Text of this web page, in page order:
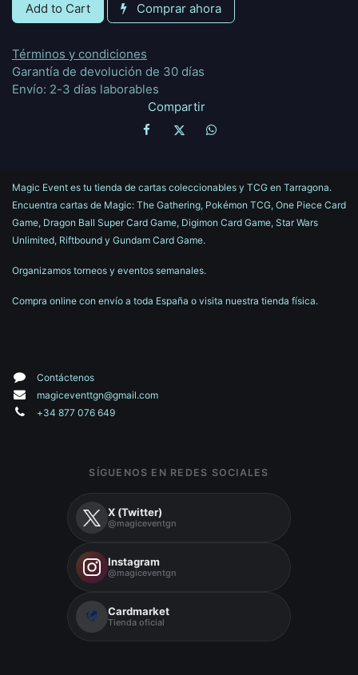
Add to Cart Comprar ahora
Términos y condiciones
Garantía de devolución de 30 días
Envío: 2-3 días laborables
Compartir
Magic Event es tu tienda de cartas coleccionables y TCG en Tarragona.
Encuentra cartas de Magic: The Gathering, Pokémon TCG, One Piece Card
Game, Dragon Ball Super Card Game, Digimon Card Game, Star Wars
Unlimited, Riftbound y Gundam Card Game.
Organizamos torneos y eventos semanales.
Compra online con envío a toda España o visita nuestra tienda física.
Contáctenos
magiceventtgn@gmail.com
+34 877 076 649
SÍGUENOS EN REDES SOCIALES
X (Twitter)
@magiceventgn
Instagram
@magiceventgn
Cardmarket
Tienda oficial